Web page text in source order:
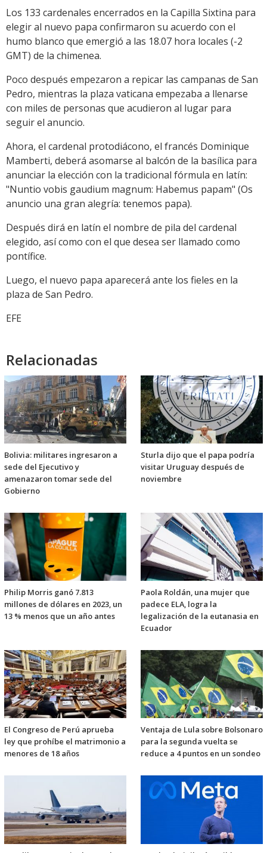
Los 133 cardenales encerrados en la Capilla Sixtina para
elegir al nuevo papa confirmaron su acuerdo con el
humo blanco que emergió a las 18.07 hora locales (-2
GMT) de la chimenea.
Poco después empezaron a repicar las campanas de San
Pedro, mientras la plaza vaticana empezaba a llenarse
con miles de personas que acudieron al lugar para
seguir el anuncio.
Ahora, el cardenal protodiácono, el francés Dominique
Mamberti, deberá asomarse al balcón de la basílica para
anunciar la elección con la tradicional fórmula en latín:
"Nuntio vobis gaudium magnum: Habemus papam" (Os
anuncio una gran alegría: tenemos papa).
Después dirá en latín el nombre de pila del cardenal
elegido, así como con el que desea ser llamado como
pontífice.
Luego, el nuevo papa aparecerá ante los fieles en la
plaza de San Pedro.
EFE
Relacionadas
Bolivia: militares ingresaron a
sede del Ejecutivo y
amenazaron tomar sede del
Gobierno
Sturla dijo que el papa podría
visitar Uruguay después de
noviembre
Philip Morris ganó 7.813
millones de dólares en 2023, un
13 % menos que un año antes
Paola Roldán, una mujer que
padece ELA, logra la
legalización de la eutanasia en
Ecuador
El Congreso de Perú aprueba
ley que prohíbe el matrimonio a
menores de 18 años
Ventaja de Lula sobre Bolsonaro
para la segunda vuelta se
reduce a 4 puntos en un sondeo